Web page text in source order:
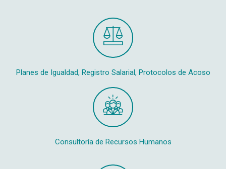
Planes de Igualdad, Registro Salarial, Protocolos de Acoso
Consultoría de Recursos Humanos